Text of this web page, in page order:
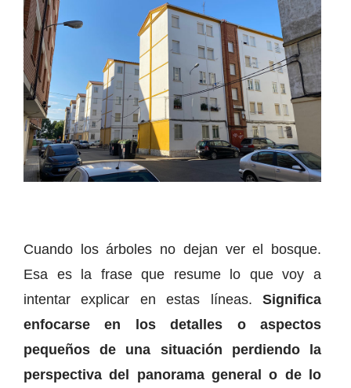
Cuando los árboles no dejan ver el bosque.
Esa es la frase que resume lo que voy a
intentar explicar en estas líneas. Significa
enfocarse en los detalles o aspectos
pequeños de una situación perdiendo la
perspectiva del panorama general o de lo